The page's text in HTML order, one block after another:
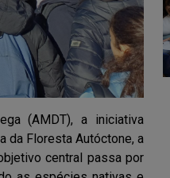
(AMDT), a iniciativa
da Floresta Autóctone, a
central passa por